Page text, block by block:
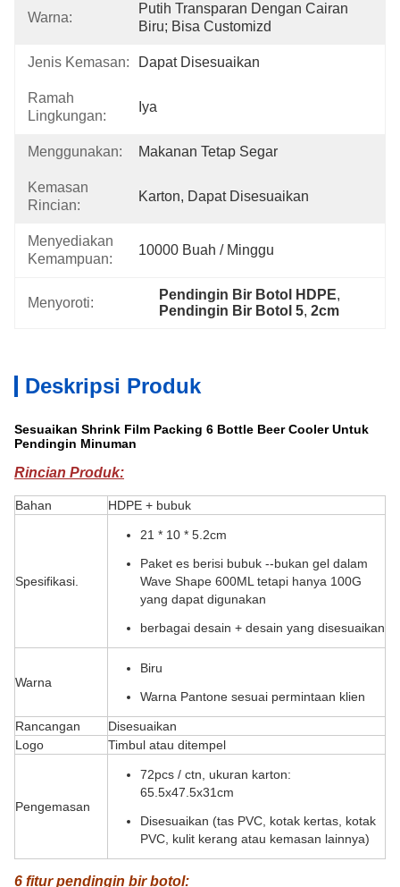
Warna:
Putih Transparan Dengan Cairan
Biru; Bisa Customizd
Jenis Kemasan: Dapat Disesuaikan
Ramah
Lingkungan:
Iya
Menggunakan: Makanan Tetap Segar
Kemasan
Rincian:
Karton, Dapat Disesuaikan
Menyediakan
Kemampuan:
10000 Buah / Minggu
Menyoroti:
Pendingin Bir Botol HDPE,
Pendingin Bir Botol 5, 2cm
Deskripsi Produk
Sesuaikan Shrink Film Packing 6 Bottle Beer Cooler Untuk
Pendingin Minuman
Rincian Produk:
Bahan HDPE + bubuk
Spesifikasi.
21 * 10 * 5.2cm
Paket es berisi bubuk --bukan gel dalam
Wave Shape 600ML tetapi hanya 100G
yang dapat digunakan
berbagai desain + desain yang disesuaikan
Warna
Biru
Warna Pantone sesuai permintaan klien
Rancangan
Disesuaikan
Logo
Timbul atau ditempel
Pengemasan
72pcs / ctn, ukuran karton:
65.5x47.5x31cm
Disesuaikan (tas PVC, kotak kertas, kotak
PVC, kulit kerang atau kemasan lainnya)
6 fitur pendingin bir botol: